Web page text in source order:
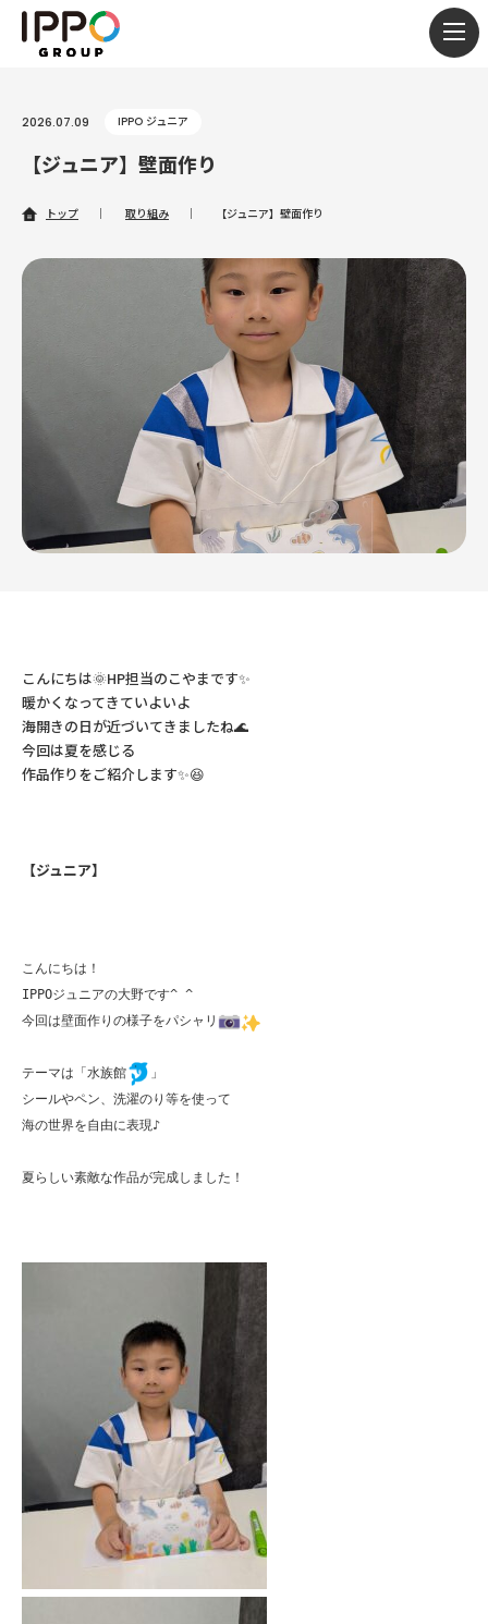
2026.07.09 IPPO ジュニア
【ジュニア】壁面作り
トップ ｜ 取り組み ｜ 【ジュニア】壁面作り
こんにちは🌞HP担当のこやまです✨
暖かくなってきていよいよ
海開きの日が近づいてきましたね🌊
今回は夏を感じる
作品作りをご紹介します✨😆
【ジュニア】
こんにちは！
IPPOジュニアの大野です^ ^
今回は壁面作りの様子をパシャリ
テーマは「水族館
」
シールやペン、洗濯のり等を使って
海の世界を自由に表現♪
夏らしい素敵な作品が完成しました！